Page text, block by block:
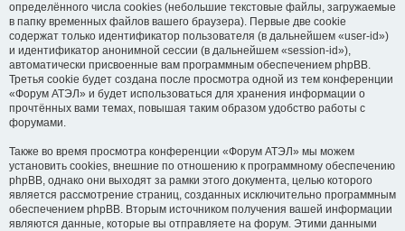
определённого числа cookies (небольшие текстовые файлы, загружаемые
в папку временных файлов вашего браузера). Первые две cookie
содержат только идентификатор пользователя (в дальнейшем «user-id»)
и идентификатор анонимной сессии (в дальнейшем «session-id»),
автоматически присвоенные вам программным обеспечением phpBB.
Третья cookie будет создана после просмотра одной из тем конференции
«Форум АТЭЛ» и будет использоваться для хранения информации о
прочтённых вами темах, повышая таким образом удобство работы с
форумами.
Также во время просмотра конференции «Форум АТЭЛ» мы можем
установить cookies, внешние по отношению к программному обеспечению
phpBB, однако они выходят за рамки этого документа, целью которого
является рассмотрение страниц, созданных исключительно программным
обеспечением phpBB. Вторым источником получения вашей информации
являются данные, которые вы отправляете на форум. Этими данными